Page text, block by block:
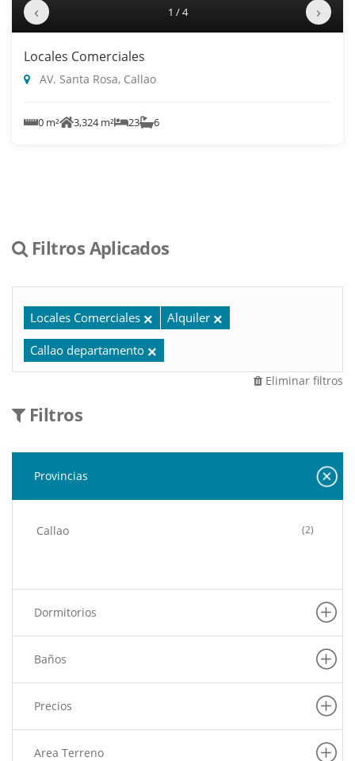
‹ 1 / 4 ›
Locales Comerciales
AV. Santa Rosa, Callao
0 m² 3,324 m² 23 6
Filtros Aplicados
Locales Comerciales Alquiler
Callao departamento
Eliminar filtros
Filtros
Provincias
Callao (2)
Dormitorios
Baños
Precios
Area Terreno